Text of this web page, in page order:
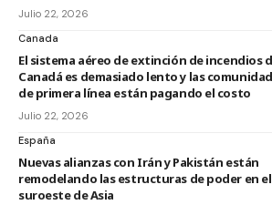
Julio 22, 2026
Canada
El sistema aéreo de extinción de incendios
Canadá es demasiado lento y las
de primera línea están pagando el costo
Julio 22, 2026
España
Nuevas alianzas con Irán y Pakistán están
remodelando las estructuras de poder en el
suroeste de Asia